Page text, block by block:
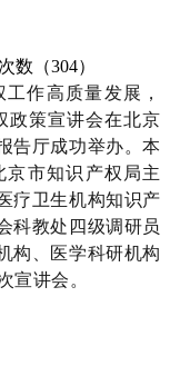
数（304）
作高质量发展，
政策宣讲会在北京
告厅成功举办。本
市知识产权局主
疗卫生机构知识产
科教处四级调研员
构、医学科研机构
讲会。